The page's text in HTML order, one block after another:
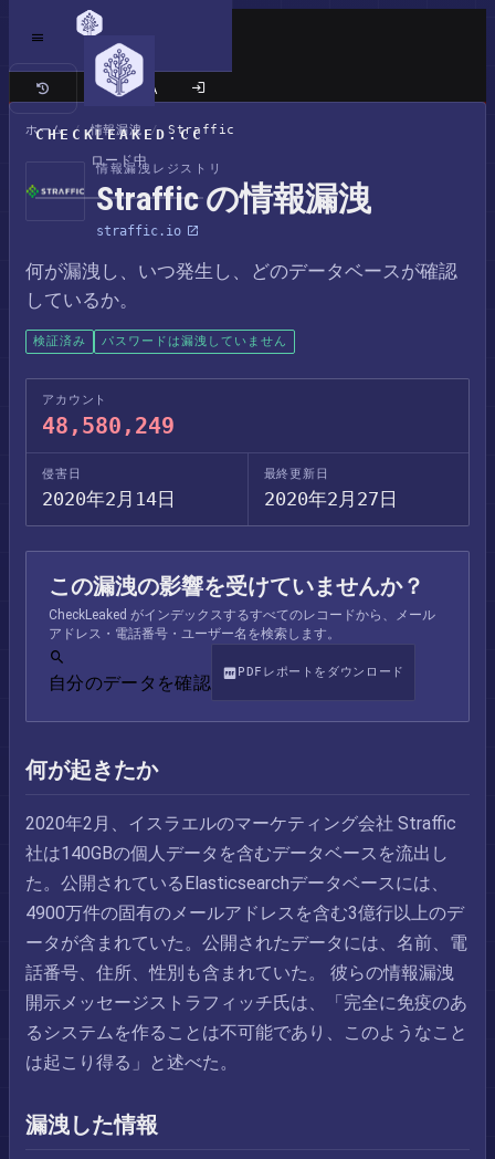
CHECKLEAKED.CC
ロード中
クラシックサイト
ホーム / 情報漏洩 / Straffic
情報漏洩レジストリ
Straffic の情報漏洩
straffic.io
何が漏洩し、いつ発生し、どのデータベースが確認
しているか。
検証済み パスワードは漏洩していません
アカウント
48,580,249
侵害日
2020年2月14日
最終更新日
2020年2月27日
この漏洩の影響を受けていませんか？
CheckLeaked がインデックスするすべてのレコードから、メール
アドレス・電話番号・ユーザー名を検索します。
自分のデータを確認
PDFレポートをダウンロード
何が起きたか
2020年2月、イスラエルのマーケティング会社 Straffic
社は140GBの個人データを含むデータベースを流出し
た。公開されているElasticsearchデータベースには、
4900万件の固有のメールアドレスを含む3億行以上のデ
ータが含まれていた。公開されたデータには、名前、電
話番号、住所、性別も含まれていた。 彼らの情報漏洩
開示メッセージストラフィッチ氏は、「完全に免疫のあ
るシステムを作ることは不可能であり、このようなこと
は起こり得る」と述べた。
漏洩した情報